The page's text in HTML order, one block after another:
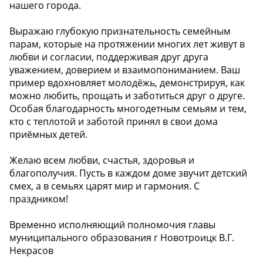
нашего города.
Выражаю глубокую признательность семейным
парам, которые на протяжении многих лет живут в
любви и согласии, поддерживая друг друга
уважением, доверием и взаимопониманием. Ваш
пример вдохновляет молодёжь, демонстрируя, как
можно любить, прощать и заботиться друг о друге.
Особая благодарность многодетным семьям и тем,
кто с теплотой и заботой принял в свои дома
приёмных детей.
Желаю всем любви, счастья, здоровья и
благополучия. Пусть в каждом доме звучит детский
смех, а в семьях царят мир и гармония. С
праздником!
Временно исполняющий полномочия главы
муниципального образования г Новотроицк В.Г.
Некрасов